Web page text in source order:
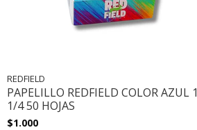
REDFIELD
PAPELILLO REDFIELD COLOR AZUL 1
1/4 50 HOJAS
$1.000